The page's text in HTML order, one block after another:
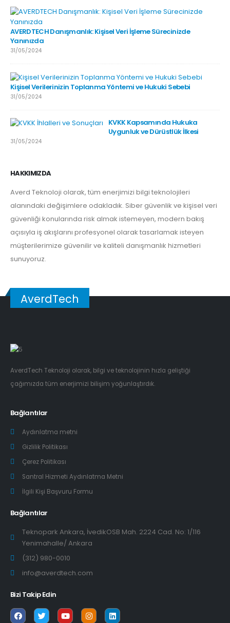
AVERDTECH Danışmanlık: Kişisel Veri İşleme Sürecinizde
Yanınızda
31/05/2024
Kişisel Verilerinizin Toplanma Yöntemi ve Hukuki Sebebi
31/05/2024
KVKK Kapsamında Hukuka
Uygunluk ve Dürüstlük İlkesi
31/05/2024
HAKKIMIZDA
Averd Teknoloji olarak, tüm enerjimizi bilgi teknolojileri
alanındaki değişimlere odakladık. Siber güvenlik ve kişisel veri
güvenliği konularında risk almak istemeyen, modern bakış
açısıyla iş akışlarını profesyonel olarak tasarlamak isteyen
müşterilerimize güvenilir ve kaliteli danışmanlık hizmetleri
sunuyoruz.
AverdTech
AverdTech Teknoloji olarak, bilgi ve teknolojinin hızla geliştiği
çağımızda tüm enerjimizi bilişim yoğunlaştırdık.
Bağlantılar
Aydınlatma metni
Gizlilik Politikası
Çerez Politikası
Santral Hizmeti Aydınlatma Metni
İlgili Kişi Başvuru Formu
Bağlantılar
Teknopark Ankara, İvedikOSB Mah. 2224 Cad. No: 1/116
Yenimahalle/ Ankara
(312) 980-0010
info@averdtech.com
Bizi Takip Edin